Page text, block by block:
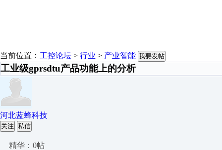
当前位置： 工控论坛 > 行业 > 产业智能 我要发帖
工业级gprsdtu产品功能上的分析
河北蓝蜂科技
关注 私信
精华：0帖